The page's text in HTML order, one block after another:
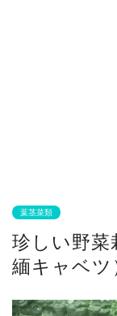
葉茎菜類
珍しい野
緬キャベ